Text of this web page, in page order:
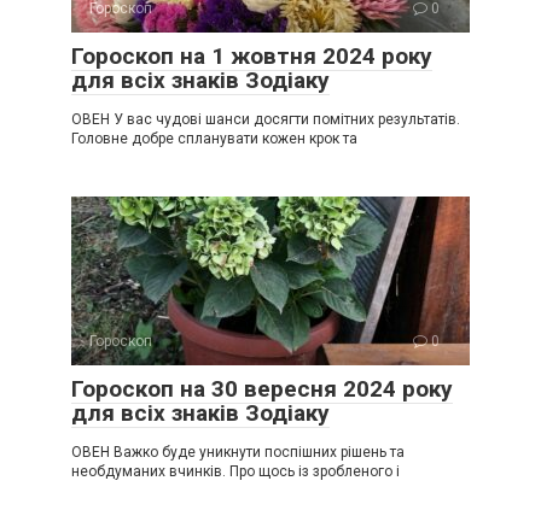
Гороскоп 0
Гороскоп на 1 жовтня 2024 року
для всіх знаків Зодіаку
ОВЕН У вас чудові шанси досягти помітних результатів.
Головне добре спланувати кожен крок та
Гороскоп 0
Гороскоп на 30 вересня 2024 року
для всіх знаків Зодіаку
ОВЕН Важко буде уникнути поспішних рішень та
необдуманих вчинків. Про щось із зробленого і